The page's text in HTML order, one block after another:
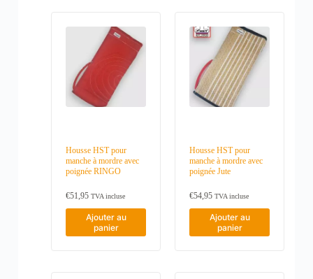
Housse HST pour
manche à mordre avec
poignée RINGO
€51,95 TVA incluse
Ajouter au
panier
Housse HST pour
manche à mordre avec
poignée Jute
€54,95 TVA incluse
Ajouter au
panier